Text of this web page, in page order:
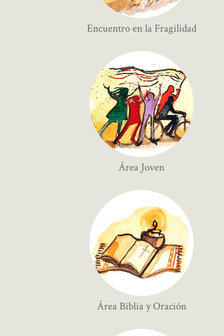
Encuentro en la Fragilidad
Área Joven
Área Biblia y Oración